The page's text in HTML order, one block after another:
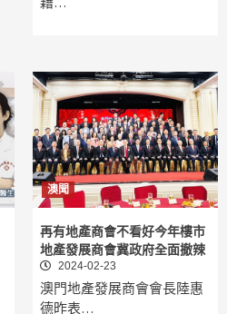
澳聞
再有地產商會不看好今年樓市
地產發展商會冀政府全面撤辣
2024-02-23
澳門地產發展商會會長陸惠
德昨表…